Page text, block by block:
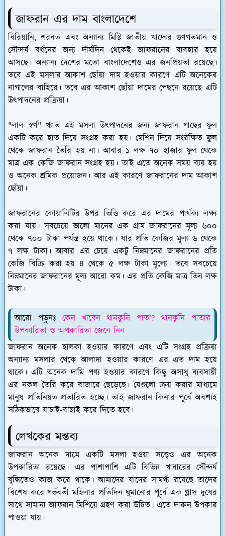
জাফরান এর দাম বাংলাদেশে
বিরিয়ানি, শরবত এবং অন্যান্য মিষ্টি জাতীয় খাদ্যের গুণগতমান ও
সৌন্দর্য বর্ধনের জন্য দীর্ঘদিন থেকেই জাফরানের ব্যবহার হয়ে
আসছে। অন্যান্য দেশের মতো বাংলাদেশেও এর জনপ্রিয়তা রয়েছে।
তবে এই মসলার আকাশ ছোঁয়া দাম হওয়ার কারণে এটি অনেকের
নাগালের বাহিরে। তবে এর আকাশ ছোঁয়া দামের পেছনে রয়েছে এটি
উৎপাদনের প্রক্রিয়া।
"লাল স্বর্ণ" খ্যাত এই মসলা উৎপাদনের জন্য জাফরান গাছের ফুল
একটি করে হাত দিয়ে সংগ্রহ করা হয়। মেশিন দিয়ে সংরক্ষিত ফুল
থেকে জাফরান তৈরি হয় না। আবার ১ লক্ষ ৭০ হাজার ফুল থেকে
মাত্র এক কেজি জাফরান সংগ্রহ হয়। তাই এতে অনেক সময় ব্যয় হয়
ও অনেক শ্রমিক প্রয়োজন। আর এই কারণে জাফরানের দাম আকাশ
ছোঁয়া।
জাফরানের কোয়ালিটির উপর ভিত্তি করে এর দামের পার্থক্য লক্ষ্য
করা যায়। সবচেয়ে ভালো মানের এক গ্রাম জাফরানের মূল্য ৬০০
থেকে ৭০০ টাকা পর্যন্ত হয়ে থাকে। যার প্রতি কেজির মূল্য ৬ থেকে
৭ লক্ষ টাকা। আবার এর চেয়ে একটু নিম্নমানের জাফরানের প্রতি
কেজি বিক্রি করা হয় ৪ থেকে ৫ লক্ষ টাকা মূল্যে। তবে সবচেয়ে
নিম্নমানের জাফরানের মূল্য আরো কম। এর প্রতি কেজি মাত্র তিন লক্ষ
টাকা।
আরো পড়ুনঃ কেন খাবেন থানকুনি পাতা? থানকুনি পাতার
উপকারিতা ও অপকারিতা জেনে নিন
জাফরান অনেক হালকা হওয়ার কারণে এবং এটি সংগ্রহ প্রক্রিয়া
অন্যান্য মসলার থেকে আলাদা হওয়ার কারণে এর এত দাম হয়ে
থাকে। এটি অনেক দামি পণ্য হওয়ার কারণে কিছু অসাধু ব্যবসায়ী
এর নকল তৈরি করে বাজারে ছেড়েছে। যেগুলো ক্রয় করার মাধ্যমে
মানুষ প্রতিনিয়ত প্রতারিত হচ্ছে। তাই জাফরান কিনার পূর্বে অবশ্যই
সঠিকভাবে যাচাই-বাছাই করে দিতে হবে।
লেখকের মন্তব্য
জাফরান অনেক দামে একটি মসলা হওয়া সত্ত্বেও এর অনেক
উপকারিতা রয়েছে। এর পাশাপাশি এটি বিভিন্ন খাবারের সৌন্দর্য
বৃদ্ধিতেও কাজ করে থাকে। আমাদের যাদের সামর্থ্য রয়েছে তাদের
বিশেষ করে গর্ভবতী মহিলার প্রতিদিন ঘুমানোর পূর্বে এক গ্লাস দুধের
সাথে সামান্য জাফরান মিশিয়ে গ্রহণ করা উচিত। এতে দারুন উপকার
পাওয়া যায়।